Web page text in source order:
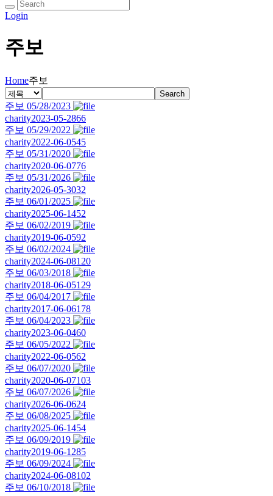
Login
주보
Home주보
Search
주보 05/28/2023
charity2023-05-2866
주보 05/29/2022
charity2022-06-0545
주보 05/31/2020
charity2020-06-0776
주보 05/31/2026
charity2026-05-3032
주보 06/01/2025
charity2025-06-1452
주보 06/02/2019
charity2019-06-0592
주보 06/02/2024
charity2024-06-08120
주보 06/03/2018
charity2018-06-05129
주보 06/04/2017
charity2017-06-06178
주보 06/04/2023
charity2023-06-0460
주보 06/05/2022
charity2022-06-0562
주보 06/07/2020
charity2020-06-07103
주보 06/07/2026
charity2026-06-0624
주보 06/08/2025
charity2025-06-1454
주보 06/09/2019
charity2019-06-1285
주보 06/09/2024
charity2024-06-08102
주보 06/10/2018